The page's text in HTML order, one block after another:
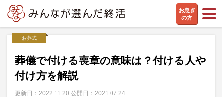
お急ぎ
の方
お葬式
葬儀で付ける喪章の意味は？付ける人や
付け方を解説
更新日：2022.11.20 公開日：2021.07.24